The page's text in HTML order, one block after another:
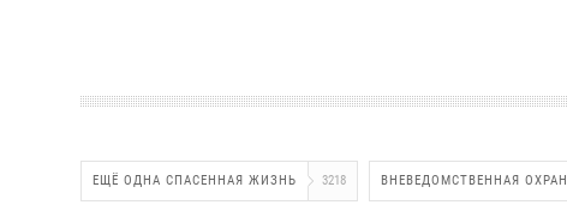
ЕЩЁ ОДНА СПАСЕННАЯ ЖИЗНЬ 3218 ВНЕВЕДОМСТВЕННАЯ